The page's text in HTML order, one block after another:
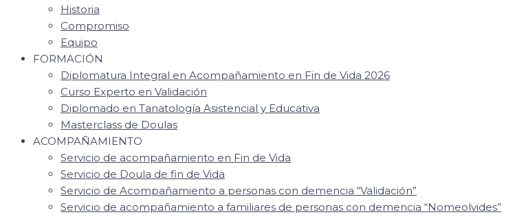
Historia
Compromiso
Equipo
FORMACIÓN
Diplomatura Integral en Acompañamiento en Fin de Vida 2026
Curso Experto en Validación
Diplomado en Tanatología Asistencial y Educativa
Masterclass de Doulas
ACOMPAÑAMIENTO
Servicio de acompañamiento en Fin de Vida
Servicio de Doula de fin de Vida
Servicio de Acompañamiento a personas con demencia “Validación”
Servicio de acompañamiento a familiares de personas con demencia “Nomeolvides”